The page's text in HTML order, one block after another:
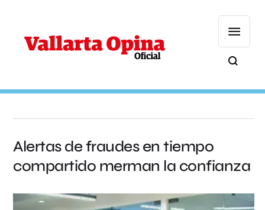
Alertas de fraudes en tiempo
compartido merman la confianza